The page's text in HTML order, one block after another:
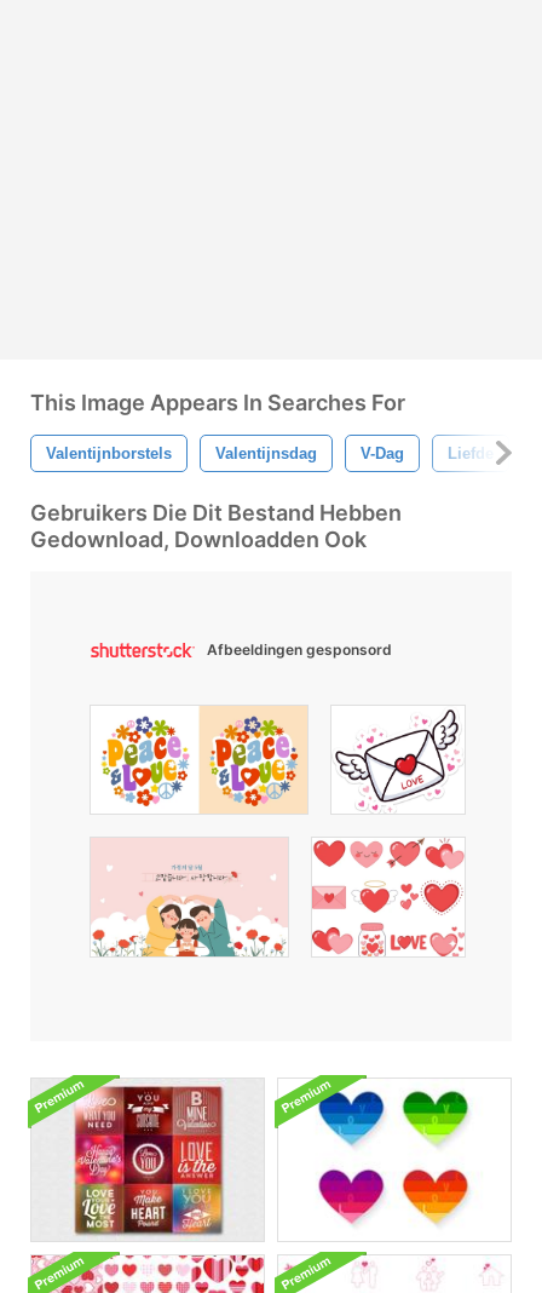
This Image Appears In Searches For
Valentijnborstels Valentijnsdag V-Dag Liefde
Gebruikers Die Dit Bestand Hebben
Gedownload, Downloadden Ook
Afbeeldingen gesponsord